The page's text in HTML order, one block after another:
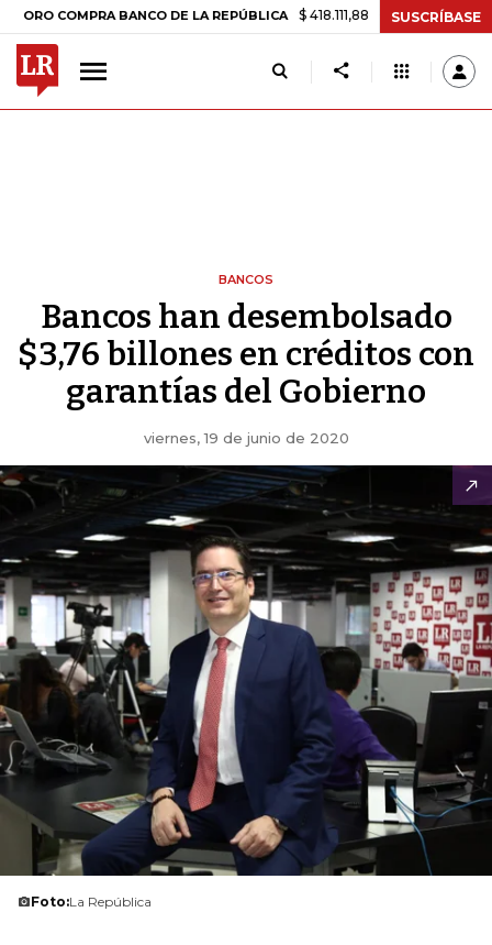
BANCO DE LA REPÚBLICA $ 418.111,88 +$ 9.612,91 +2,35%
SUSCRÍBASE
BANCOS
Bancos han desembolsado
$3,76 billones en créditos con
garantías del Gobierno
viernes, 19 de junio de 2020
Foto:La República